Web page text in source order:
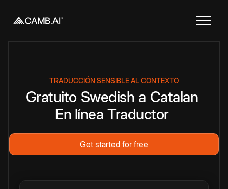
TRADUCCIÓN SENSIBLE AL CONTEXTO
Gratuito Swedish a Catalan
En línea Traductor
Get started for free